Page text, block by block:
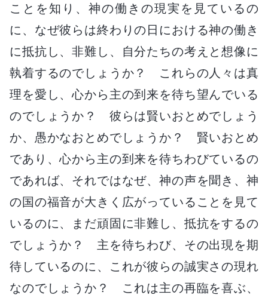
ことを知り、神の働きの現実を見ているの
に、なぜ彼らは終わりの日における神の働き
に抵抗し、非難し、自分たちの考えと想像に
執着するのでしょうか？ これらの人々は真
理を愛し、心から主の到来を待ち望んでいる
のでしょうか？ 彼らは賢いおとめでしょう
か、愚かなおとめでしょうか？ 賢いおとめ
であり、心から主の到来を待ちわびているの
であれば、それではなぜ、神の声を聞き、神
の国の福音が大きく広がっていることを見て
いるのに、まだ頑固に非難し、抵抗をするの
でしょうか？ 主を待ちわび、その出現を期
待しているのに、これが彼らの誠実さの現れ
なのでしょうか？ これは主の再臨を喜ぶ、